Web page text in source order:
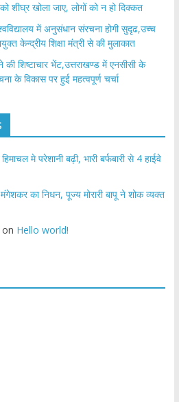
शीघ्र खोला जाए, लोगों को न हो दिक्कत
में अनुसंधान संरचना होगी सुदृढ,उच्च
केन्द्रीय शिक्षा मंत्री से की मुलाकात
शिष्टाचार भेंट,उत्तराखण्ड में एनसीसी के
के विकास पर हुई महत्वपूर्ण चर्चा
मे परेशानी बढ़ी, भारी बर्फबारी से 4 हाईवे
का निधन, पूज्य मोरारी बापू ने शोक व्यक्त
Hello world!